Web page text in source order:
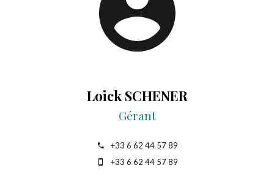
Loick SCHENER
Gérant
+33 6 62 44 57 89
+33 6 62 44 57 89